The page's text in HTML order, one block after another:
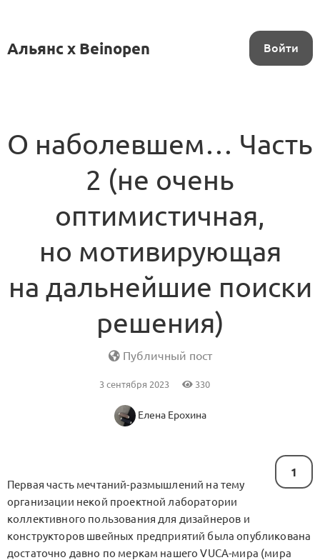
Альянс x Beinopen Войти
О наболевшем… Часть
2 (не очень
оптимистичная,
но мотивирующая
на дальнейшие поиски
решения)
Публичный пост
3 сентября 2023 330
Елена Ерохина
1
Первая часть мечтаний-размышлений на тему
организации некой проектной лаборатории
коллективного пользования для дизайнеров и
конструкторов швейных предприятий была опубликована
достаточно давно по меркам нашего VUCA-мира (мира